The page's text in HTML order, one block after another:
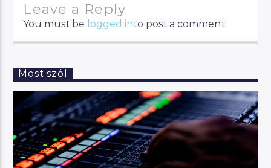
Leave a Reply
You must be logged into post a comment.
Most szól